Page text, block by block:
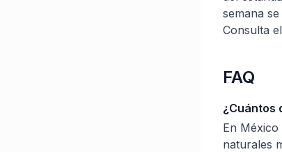
semana
Consulta
FAQ
¿Cuántos
En
naturales